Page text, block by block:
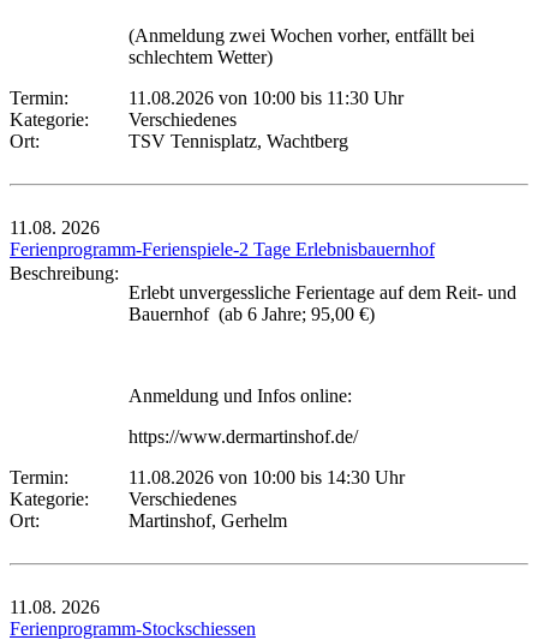
(Anmeldung zwei Wochen vorher, entfällt bei
schlechtem Wetter)
Termin:
11.08.2026 von 10:00 bis 11:30 Uhr
Kategorie:
Verschiedenes
Ort:
TSV Tennisplatz, Wachtberg
11.08. 2026
Ferienprogramm-Ferienspiele-2 Tage Erlebnisbauernhof
Beschreibung:
Erlebt unvergessliche Ferientage auf dem Reit- und
Bauernhof (ab 6 Jahre; 95,00 €)
Anmeldung und Infos online:
https://www.dermartinshof.de/
Termin:
11.08.2026 von 10:00 bis 14:30 Uhr
Kategorie:
Verschiedenes
Ort:
Martinshof, Gerhelm
11.08. 2026
Ferienprogramm-Stockschiessen